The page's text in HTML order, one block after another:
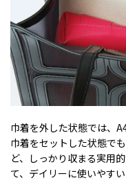
巾着を外した状態では、
巾着をセットした状態で
ど、しっかり収まる実用
て、デイリーに使いやす